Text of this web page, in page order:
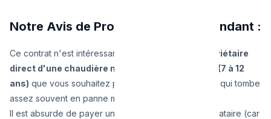
Notre Avis de Professionnel Indépendant :
Ce contrat n'est intéressant QUE
si vous êtes propriétaire
direct d'une chaudière moyennement ancienne (7 à 12
ans) que vous souhaitez prolonger artificiellement... qui tombe
assez souvent en panne mineure.
Il est absurde de payer un grand contrat pour un locataire (car